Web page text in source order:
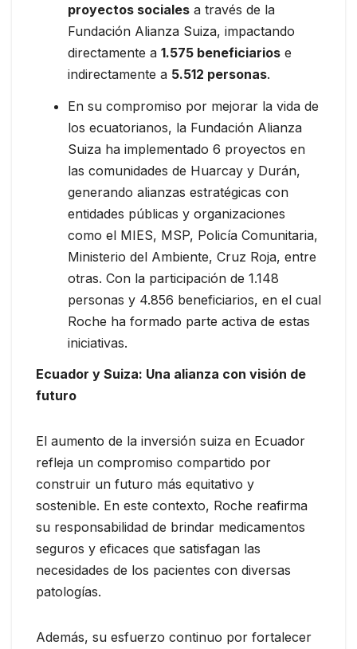
proyectos sociales a través de la
Fundación Alianza Suiza, impactando
directamente a 1.575 beneficiarios e
indirectamente a 5.512 personas.
En su compromiso por mejorar la vida de
los ecuatorianos, la Fundación Alianza
Suiza ha implementado 6 proyectos en
las comunidades de Huarcay y Durán,
generando alianzas estratégicas con
entidades públicas y organizaciones
como el MIES, MSP, Policía Comunitaria,
Ministerio del Ambiente, Cruz Roja, entre
otras. Con la participación de 1.148
personas y 4.856 beneficiarios, en el cual
Roche ha formado parte activa de estas
iniciativas.
Ecuador y Suiza: Una alianza con visión de
futuro
El aumento de la inversión suiza en Ecuador
refleja un compromiso compartido por
construir un futuro más equitativo y
sostenible. En este contexto, Roche reafirma
su responsabilidad de brindar medicamentos
seguros y eficaces que satisfagan las
necesidades de los pacientes con diversas
patologías.
Además, su esfuerzo continuo por fortalecer